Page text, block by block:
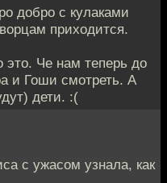
добро с кулаками
приходится.
это. Че нам теперь до
и Гоши смотреть. А
дети. :(
с ужасом узнала, как